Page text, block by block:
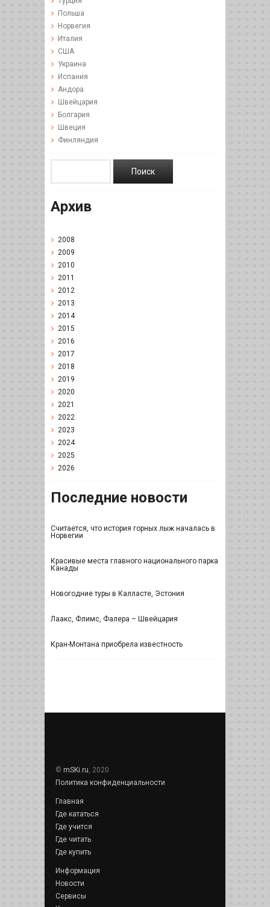
Польша
Норвегия
Италия
США
Украина
Испания
Андора
Швейцария
Болгария
Швеция
Финляндия
Архив
2008
2009
2010
2011
2012
2013
2014
2015
2016
2017
2018
2019
2020
2021
2022
2023
2024
2025
2026
Последние новости
Считается, что история горных лыж началась в
Норвегии
Красивые места главного национального парка
Канады
Новогодние туры в Калласте, Эстония
Лаакс, Флимс, Фалера – Швейцария
Кран-Монтана приобрела известность
© mSKi.ru , 2020
Политика конфиденциальности
Главная
Где кататься
Где учится
Где читать
Где купить
Информация
Новости
Сервисы